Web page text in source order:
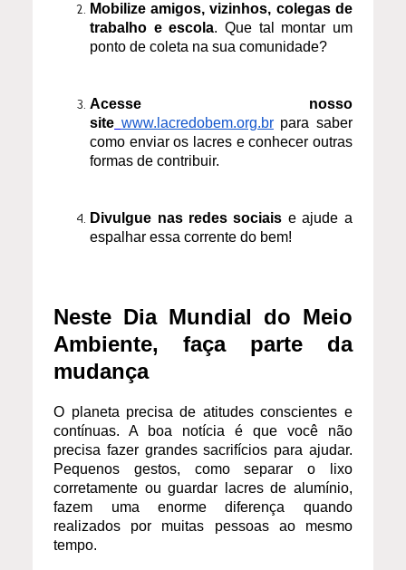
Mobilize amigos, vizinhos, colegas de
trabalho e escola. Que tal montar um
ponto de coleta na sua comunidade?
Acesse nosso
site www.lacredobem.org.brpara saber
como enviar os lacres e conhecer outras
formas de contribuir.
Divulgue nas redes sociais e ajude a
espalhar essa corrente do bem!
Neste Dia Mundial do Meio
Ambiente, faça parte da
mudança
O planeta precisa de atitudes conscientes e
contínuas. A boa notícia é que você não
precisa fazer grandes sacrifícios para ajudar.
Pequenos gestos, como separar o lixo
corretamente ou guardar lacres de alumínio,
fazem uma enorme diferença quando
realizados por muitas pessoas ao mesmo
tempo.